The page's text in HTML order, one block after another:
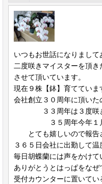
いつもお世話になりまして
二度咲きマイスターを頂
させて頂いています。
現在９株【鉢】育てていま
会社創立３０周年に頂いた
３３周年は３度咲
３５周年今年１月に
とても嬉しいので報告
３６５日会社に出勤して
毎日胡蝶蘭には声をかけ
ありがとうとはっぱをなぜ
受付カウンターに置いて